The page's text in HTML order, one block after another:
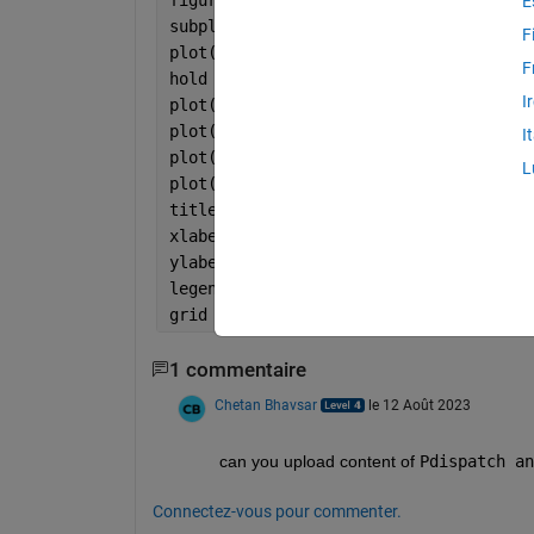
subplot(2, 1, 1);
plot(TimeValue, Pdispatch(:, 1),
hold
plot(TimeValue, Pdispatch(:, 2),
,
plot(TimeValue, Pdispatch(:, 3),
,
plot(TimeValue, Pdispatch(:, 4),
plot(TimeValue, Pdispatch(:, 5),
title(
xlabel(
ylabel(
legend(
grid
1 commentaire
Chetan Bhavsar le 12 Août 2023
can you upload content of Pdispatch
Connectez-vous pour commenter.